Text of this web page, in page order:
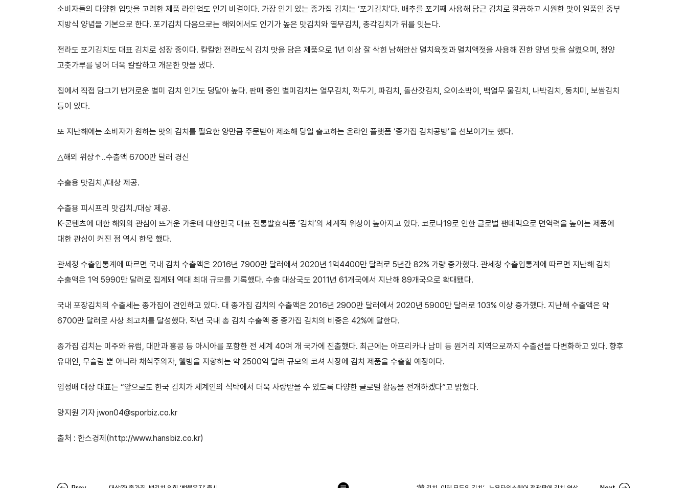
소비자들의 다양한 입맛을 고려한 제품 라인업도 인기 비결이다. 가장 인기 있는 종가집 김치는 ‘포기김치’다. 배추를 포기째 사용해 담근 김치로 깔끔하고 시원한 맛이 일품인 중부
지방식 양념을 기본으로 한다. 포기김치 다음으로는 해외에서도 인기가 높은 맛김치와 열무김치, 총각김치가 뒤를 잇는다.
전라도 포기김치도 대표 김치로 성장 중이다. 칼칼한 전라도식 김치 맛을 담은 제품으로 1년 이상 잘 삭힌 남해안산 멸치육젓과 멸치액젓을 사용해 진한 양념 맛을 살렸으며, 청양
고춧가루를 넣어 더욱 칼칼하고 개운한 맛을 냈다.
집에서 직접 담그기 번거로운 별미 김치 인기도 덩달아 높다. 판매 중인 별미김치는 열무김치, 깍두기, 파김치, 돌산갓김치, 오이소박이, 백열무 물김치, 나박김치, 동치미, 보쌈김치
등이 있다.
또 지난해에는 소비자가 원하는 맛의 김치를 필요한 양만큼 주문받아 제조해 당일 출고하는 온라인 플랫폼 ‘종가집 김치공방’을 선보이기도 했다.
△해외 위상↑..수출액 6700만 달러 경신
수출용 맛김치./대상 제공.
수출용 피시프리 맛김치./대상 제공.
K-콘텐츠에 대한 해외의 관심이 뜨거운 가운데 대한민국 대표 전통발효식품 ‘김치’의 세계적 위상이 높아지고 있다. 코로나19로 인한 글로벌 팬데믹으로 면역력을 높이는 제품에
대한 관심이 커진 점 역시 한몫 했다.
관세청 수출입통계에 따르면 국내 김치 수출액은 2016년 7900만 달러에서 2020년 1억4400만 달러로 5년간 82% 가량 증가했다. 관세청 수출입통계에 따르면 지난해 김치
수출액은 1억 5990만 달러로 집계돼 역대 최대 규모를 기록했다. 수출 대상국도 2011년 61개국에서 지난해 89개국으로 확대됐다.
국내 포장김치의 수출세는 종가집이 견인하고 있다. 대 종가집 김치의 수출액은 2016년 2900만 달러에서 2020년 5900만 달러로 103% 이상 증가했다. 지난해 수출액은 약
6700만 달러로 사상 최고치를 달성했다. 작년 국내 총 김치 수출액 중 종가집 김치의 비중은 42%에 달한다.
종가집 김치는 미주와 유럽, 대만과 홍콩 등 아시아를 포함한 전 세계 40여 개 국가에 진출했다. 최근에는 아프리카나 남미 등 원거리 지역으로까지 수출선을 다변화하고 있다. 향후
유대인, 무슬림 뿐 아니라 채식주의자, 웰빙을 지향하는 약 2500억 달러 규모의 코셔 시장에 김치 제품을 수출할 예정이다.
임정배 대상 대표는 “앞으로도 한국 김치가 세계인의 식탁에서 더욱 사랑받을 수 있도록 다양한 글로벌 활동을 전개하겠다”고 밝혔다.
양지원 기자 jwon04@sporbiz.co.kr
출처 : 한스경제(http://www.hansbiz.co.kr)